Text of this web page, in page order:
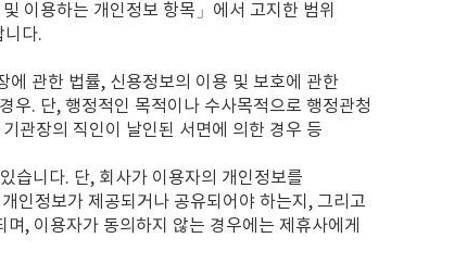
이용하는 개인정보 항목」에서 고지한 범위
니다.
관한 법률, 신용정보의 이용 및 보호에 관한
우. 단, 행정적인 목적이나 수사목적으로 행정관청
관장의 직인이 날인된 서면에 의한 경우 등
습니다. 단, 회사가 이용자의 개인정보를
인정보가 제공되거나 공유되어야 하는지, 그리고
, 이용자가 동의하지 않는 경우에는 제휴사에게